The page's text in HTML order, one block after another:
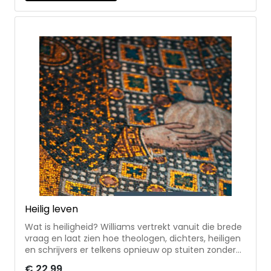
ingeleid, vertaald en geannoteerd door classicus
Chris Dijkhuis * met duidingen hoe we de
lezen en begrijpen Chris Dijkhuis (1940) studeerde
klassieke taal- en letterkunde aan de Universiteit
van Amsterdam en werkte in het middelbaar
onderwijs. Eerder vertaalde hij De civitate Dei (De
stad van God) van Augustinus.
Heilig leven
Wat is heiligheid? Williams vertrekt vanuit die brede
vraag en laat zien hoe theologen, dichters, heiligen
en schrijvers er telkens opnieuw op stuiten zonder